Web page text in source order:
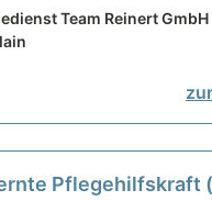
- Hier können
Team Reinert
Pflegehilfskraft